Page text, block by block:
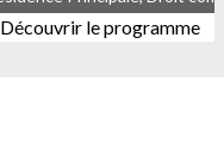
Découvrir le programme